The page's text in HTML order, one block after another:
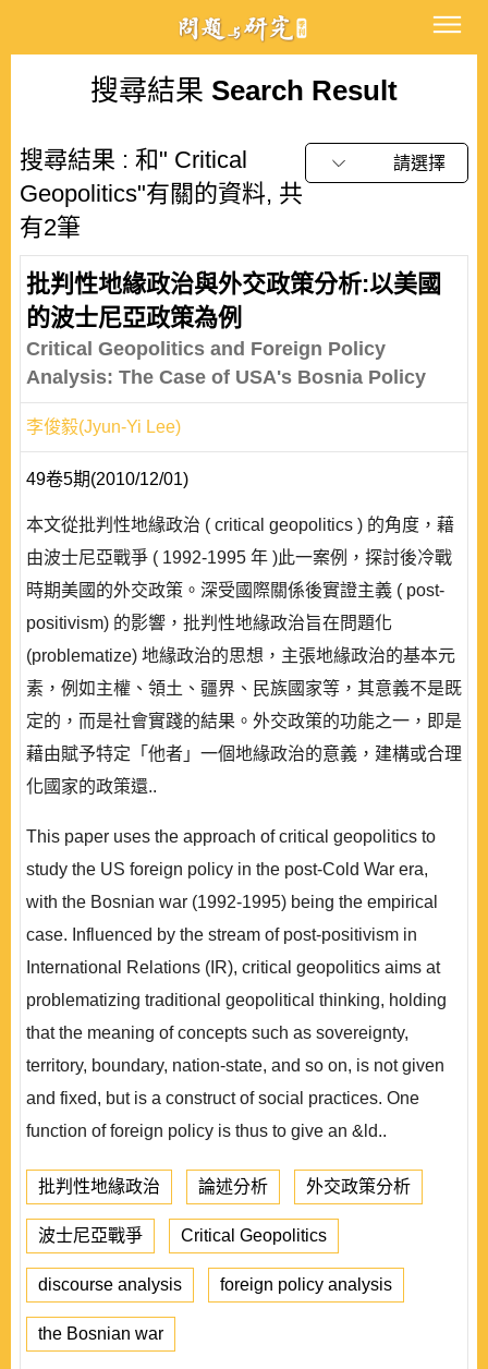
搜尋結果 Search Result
搜尋結果 : 和" Critical
Geopolitics"有關的資料, 共
有2筆
請選擇
批判性地緣政治與外交政策分析:以美國
的波士尼亞政策為例
Critical Geopolitics and Foreign Policy
Analysis: The Case of USA's Bosnia Policy
李俊毅(Jyun-Yi Lee)
49卷5期(2010/12/01)
本文從批判性地緣政治 ( critical geopolitics ) 的角度，藉
由波士尼亞戰爭 ( 1992-1995 年 )此一案例，探討後冷戰
時期美國的外交政策。深受國際關係後實證主義 ( post-
positivism) 的影響，批判性地緣政治旨在問題化
(problematize) 地緣政治的思想，主張地緣政治的基本元
素，例如主權、領土、疆界、民族國家等，其意義不是既
定的，而是社會實踐的結果。外交政策的功能之一，即是
藉由賦予特定「他者」一個地緣政治的意義，建構或合理
化國家的政策還..
This paper uses the approach of critical geopolitics to
study the US foreign policy in the post-Cold War era,
with the Bosnian war (1992-1995) being the empirical
case. Influenced by the stream of post-positivism in
International Relations (IR), critical geopolitics aims at
problematizing traditional geopolitical thinking, holding
that the meaning of concepts such as sovereignty,
territory, boundary, nation-state, and so on, is not given
and fixed, but is a construct of social practices. One
function of foreign policy is thus to give an &ld..
批判性地緣政治 論述分析 外交政策分析
波士尼亞戰爭 Critical Geopolitics
discourse analysis foreign policy analysis
the Bosnian war